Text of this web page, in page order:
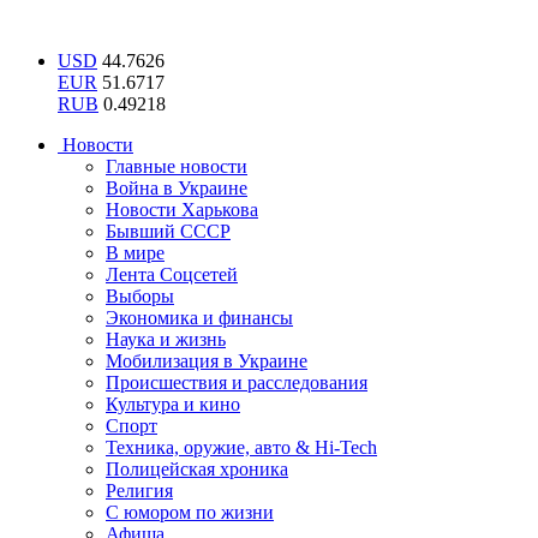
USD 44.7626
EUR 51.6717
RUB 0.49218
Новости
Главные новости
Война в Украине
Новости Харькова
Бывший СССР
В мире
Лента Соцсетей
Выборы
Экономика и финансы
Наука и жизнь
Мобилизация в Украине
Происшествия и расследования
Культура и кино
Спорт
Техника, оружие, авто & Hi-Tech
Полицейская хроника
Религия
С юмором по жизни
Афиша